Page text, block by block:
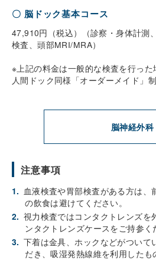
〇 脳ドック基本コース
47,910円（税込）（診察・身体計測
検査、頭部MRI/MRA）
※上記の料金は一般的な検査を行っ
人間ドック同様「オーダーメイド」
脳神経外科
注意事項
1. 血液検査や胃部検査がある方は
の飲食は避けてください。
2. 視力検査ではコンタクトレンズを
ンタクトレンズケースをご持参く
3. 下着は金具、ホックなどがついて
だき、吸湿発熱線維を利用したも